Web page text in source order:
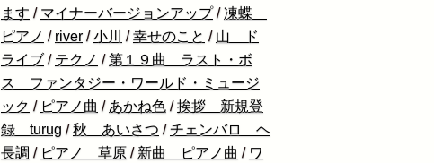
ます / マイナーバージョンアップ /凍蝶
ピアノ / river /小川 /幸せのこと / 山 ド
ライブ / テクノ /第１９曲 ラスト・ボ
ス ファンタジー・ワールド・ミュージ
ック / ピアノ曲 / あかね色 /挨拶 新規登
録 turug /秋 あいさつ /チェンバロ ヘ
長調 / ピアノ 草原 / 新曲 ピアノ曲 / ワ